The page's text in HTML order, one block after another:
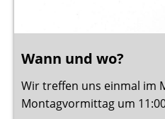
Wann und wo?
Wir treffen uns einmal im
Montagvormittag um